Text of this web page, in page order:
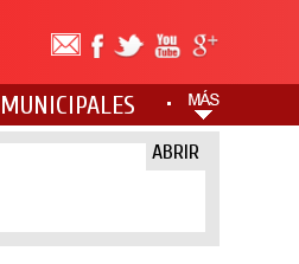
MUNICIPALES
ABRIR